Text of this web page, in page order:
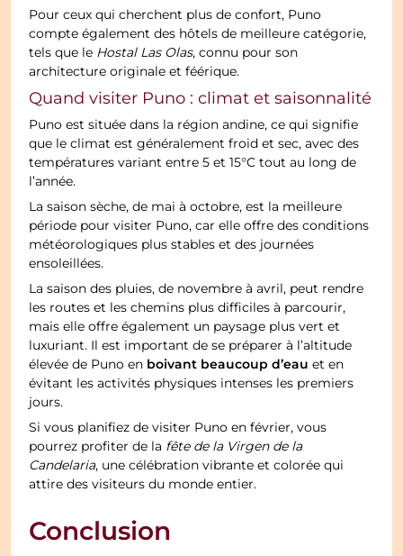
Pour ceux qui cherchent plus de confort, Puno
compte également des hôtels de meilleure catégorie,
tels que le Hostal Las Olas, connu pour son
architecture originale et féérique.
Quand visiter Puno : climat et saisonnalité
Puno est située dans la région andine, ce qui signifie
que le climat est généralement froid et sec, avec des
températures variant entre 5 et 15°C tout au long de
l’année.
La saison sèche, de mai à octobre, est la meilleure
période pour visiter Puno, car elle offre des conditions
météorologiques plus stables et des journées
ensoleillées.
La saison des pluies, de novembre à avril, peut rendre
les routes et les chemins plus difficiles à parcourir,
mais elle offre également un paysage plus vert et
luxuriant. Il est important de se préparer à l’altitude
élevée de Puno en boivant beaucoup d’eau et en
évitant les activités physiques intenses les premiers
jours.
Si vous planifiez de visiter Puno en février, vous
pourrez profiter de la fête de la Virgen de la
Candelaria, une célébration vibrante et colorée qui
attire des visiteurs du monde entier.
Conclusion